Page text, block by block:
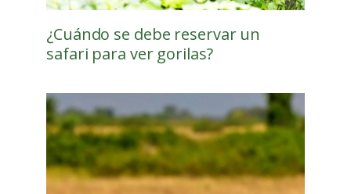
¿Cuándo se debe reservar un
safari para ver gorilas?